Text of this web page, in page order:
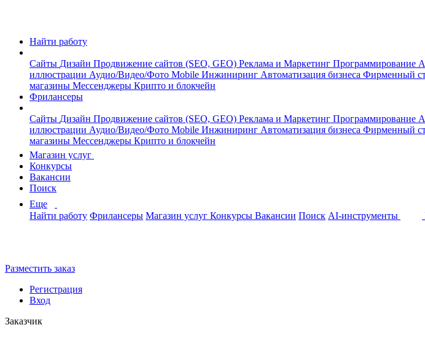
Найти работу
Сайты Дизайн Продвижение сайтов (SEO, GEO) Реклама и Маркетинг Программирование
иллюстрации Аудио/Видео/Фото Mobile Инжиниринг Автоматизация бизнеса Фирменный
магазины Мессенджеры Крипто и блокчейн
Фрилансеры
Сайты Дизайн Продвижение сайтов (SEO, GEO) Реклама и Маркетинг Программирование
иллюстрации Аудио/Видео/Фото Mobile Инжиниринг Автоматизация бизнеса Фирменный
магазины Мессенджеры Крипто и блокчейн
Магазин услуг
Конкурсы
Вакансии
Поиск
Еще
Найти работу Фрилансеры Магазин услуг Конкурсы Вакансии Поиск AI-инструменты
Разместить заказ
Регистрация
Вход
Заказчик